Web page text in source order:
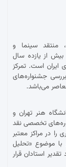
منتقد سینما و
از یازده سال
است. تمرکز
جشنواره‌های
می‌باشد.
هنر تهران و
تخصصی نقد
را در مراکز معتبر
با موضوع «تحلیل
استادان قرار